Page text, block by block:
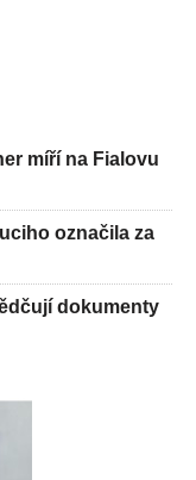
míří na Fialovu
označila za
dokumenty